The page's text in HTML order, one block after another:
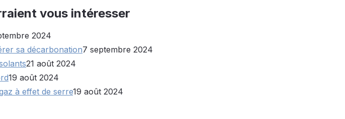
vous intéresser
2024
sa décarbonation7 septembre 2024
21 août 2024
19 août 2024
à effet de serre19 août 2024